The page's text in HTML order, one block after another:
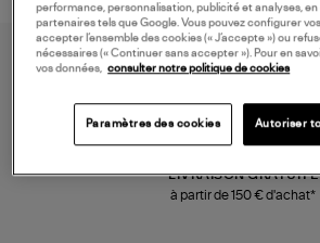
LIVRAISON GRATUITE
à partir de 150 € d'achat*
performance, personnalisation, publicité et analyses,
partenaires tels que Google. Vous pouvez configurer
accepter l’ensemble des cookies (« J’accepte ») ou
nécessaires (« Continuer sans accepter »). Pour en
vos données,
consulter notre politique de cookies
Paramètres des cookies Autoriser